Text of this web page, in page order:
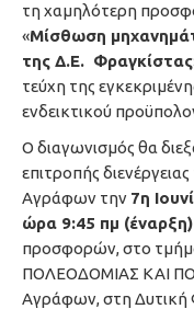
τη χαμηλότερη
«Μίσθωση
της Δ.Ε. Φραγκίστας
τεύχη της
ενδεικτικού
Ο διαγωνισμός θα
επιτροπής
Αγράφων την 7η
ώρα 9:45 πμ
προσφορών, στο
ΠΟΛΕΟΔΟΜΙΑΣ ΚΑΙ
Αγράφων, στη Δυτική